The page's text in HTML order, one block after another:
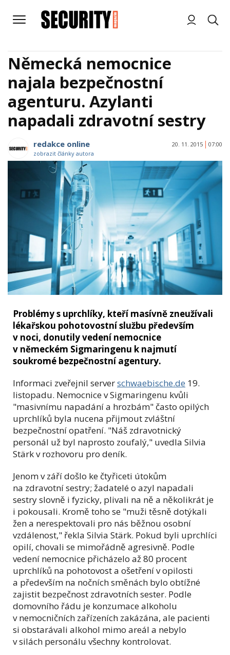
Německá nemocnice
najala bezpečnostní
agenturu. Azylanti
napadali zdravotní sestry
redakce online
zobrazit články autora
20. 11. 2015 07:00
Problémy s uprchlíky, kteří masívně zneužívali
lékařskou pohotovostní službu především
v noci, donutily vedení nemocnice
v německém Sigmaringenu k najmutí
soukromé bezpečnostní agentury.
Informaci zveřejnil serverschwaebische.de 19.
listopadu. Nemocnice v Sigmaringenu kvůli
"masivnímu napadání a hrozbám" často opilých
uprchlíků byla nucena přijmout zvláštní
bezpečnostní opatření. "Náš zdravotnický
personál už byl naprosto zoufalý," uvedla Silvia
Stärk v rozhovoru pro deník.
Jenom v září došlo ke čtyřiceti útokům
na zdravotní sestry; žadatelé o azyl napadali
sestry slovně i fyzicky, plivali na ně a několikrát je
i pokousali. Kromě toho se "muži těsně dotýkali
žen a nerespektovali pro nás běžnou osobní
vzdálenost," řekla Silvia Stärk. Pokud byli uprchlíci
opilí, chovali se mimořádně agresivně. Podle
vedení nemocnice přicházelo až 80 procent
uprchlíků na pohotovost a ošetření v opilosti
a především na nočních směnách bylo obtížné
zajistit bezpečnost zdravotních sester. Podle
domovního řádu je konzumace alkoholu
v nemocničních zařízeních zakázána, ale pacienti
si obstarávali alkohol mimo areál a nebylo
v silách personálu všechny kontrolovat.